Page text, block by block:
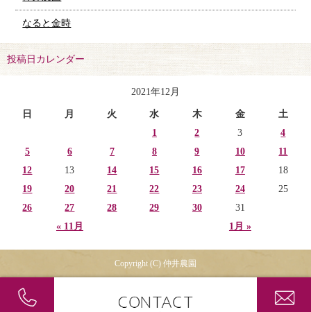
なると金時
投稿日カレンダー
2021年12月
日 月 火 水 木 金 土
« 11月 1月 »
1 2 3
4
5
6 7 8 9 10
11
12
13 14 15 16 17
18
19
20 21 22 23 24
25
26
27 28 29 30 31
Copyright (C) 仲井農園